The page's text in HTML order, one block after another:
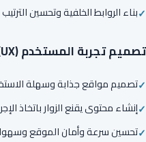
بناء الروابط الخلفية وتحسين
تصميم تجربة المستخدم (UX)
تصميم مواقع جذابة وسهلة
إنشاء محتوى يقنع الزوار باتخاذ
تحسين سرعة وأمان الموقع